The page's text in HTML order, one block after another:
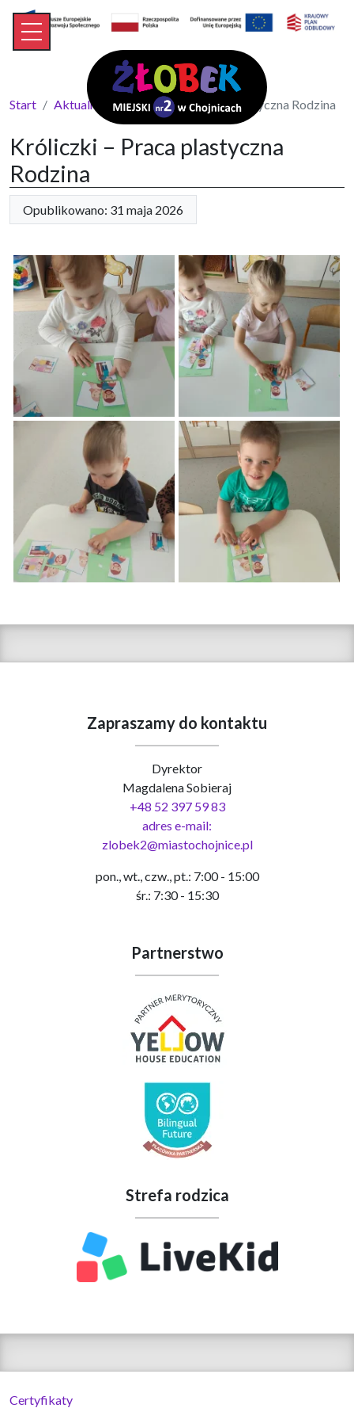
Start Aktualności Króliczki – Praca plastyczna Rodzina
Króliczki – Praca plastyczna
Rodzina
Opublikowano: 31 maja 2026
Zapraszamy do kontaktu
Dyrektor
Magdalena Sobieraj
+48 52 397 59 83
adres e-mail:
zlobek2@miastochojnice.pl
pon., wt., czw., pt.: 7:00 - 15:00
śr.: 7:30 - 15:30
Partnerstwo
Strefa rodzica
Certyfikaty